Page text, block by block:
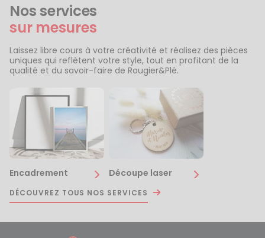
Nos services
sur mesures
Laissez libre cours à votre créativité et réalisez des pièces
uniques qui reflètent votre style, tout en profitant de la
qualité et du savoir-faire de Rougier&Plé.
Encadrement Découpe laser
DÉCOUVREZ TOUS NOS SERVICES